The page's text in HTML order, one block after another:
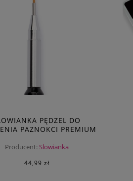
PĘDZEL DO
PAZNOKCI PREMIUM
Producent: Slowianka
44,99 zł